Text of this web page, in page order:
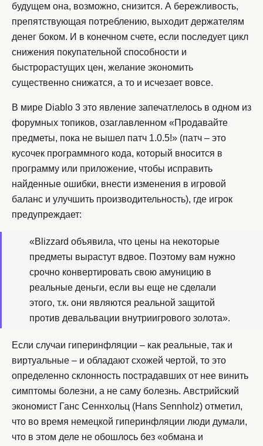
будущем она, возможно, снизится. А бережливость,
препятствующая потреблению, выходит держателям
денег боком. И в конечном счете, если последует цикл
снижения покупательной способности и
быстрорастущих цен, желание экономить
существенно снижатся, а то и исчезает вовсе.
В мире Diablo 3 это явление запечатлелось в одном из
форумных топиков, озаглавленном «Продавайте
предметы, пока не вышел патч 1.0.5!» (патч – это
кусочек программного кода, который вносится в
программу или приложение, чтобы исправить
найденные ошибки, внести изменения в игровой
баланс и улучшить производительность), где игрок
предупреждает:
«Blizzard объявила, что цены на некоторые
предметы вырастут вдвое. Поэтому вам нужно
срочно конвертировать свою амуницию в
реальные деньги, если вы еще не сделали
этого, т.к. они являются реальной защитой
против девальвации внутриигрового золота».
Если случаи гиперинфляции – как реальные, так и
виртуальные – и обладают схожей чертой, то это
определенно склонность пострадавших от нее винить
симптомы болезни, а не саму болезнь. Австрийский
экономист Ганс Сеннхольц (Hans Sennholz) отметил,
что во время немецкой гиперинфляции люди думали,
что в этом деле не обошлось без «обмана и